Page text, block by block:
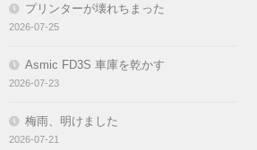
プリンターが壊れちまった
2026-07-25
Asmic FD3S 車庫を乾かす
2026-07-23
梅雨、明けました
2026-07-21